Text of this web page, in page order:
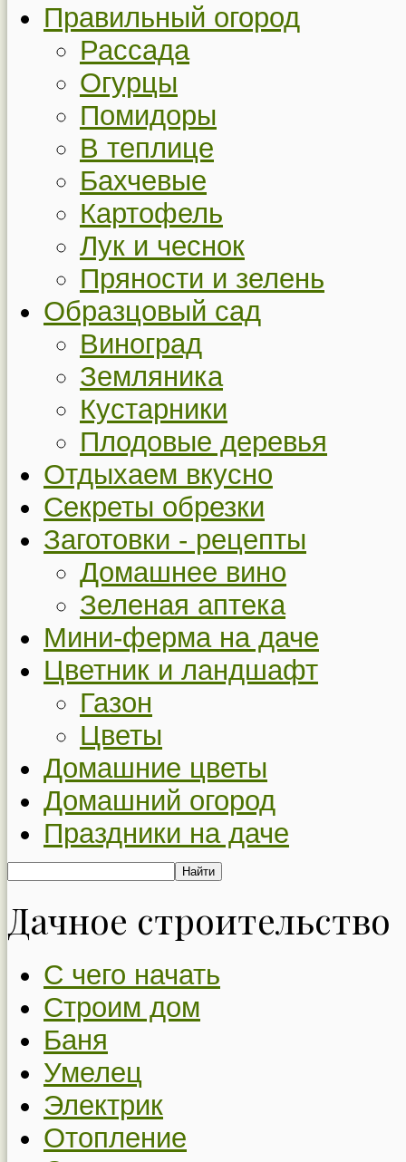
Правильный огород
Рассада
Огурцы
Помидоры
В теплице
Бахчевые
Картофель
Лук и чеснок
Пряности и зелень
Образцовый сад
Виноград
Земляника
Кустарники
Плодовые деревья
Отдыхаем вкусно
Секреты обрезки
Заготовки - рецепты
Домашнее вино
Зеленая аптека
Мини-ферма на даче
Цветник и ландшафт
Газон
Цветы
Домашние цветы
Домашний огород
Праздники на даче
Дачное строительство
С чего начать
Строим дом
Баня
Умелец
Электрик
Отопление